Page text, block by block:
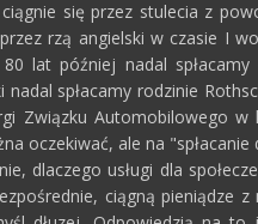
się przez stulecia z
rzą angielski w czasie I
lat później nadal
spłacamy rodzinie
Związku Automobilowego
oczekiwać, ale na
dlaczego usługi dla
ciągną pieniądze